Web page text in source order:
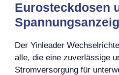
Eurosteckdosen
Der Yinleader
alle, die eine zuverlässige
Stromversorgung für